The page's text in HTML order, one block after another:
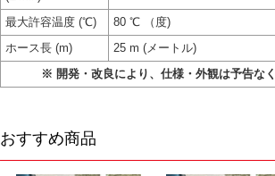
最大許容温度 (℃)
80 ℃ （度)
ホース長 (m)
25 m (メートル)
※ 開発・改良により、仕様・外観は予告な
おすすめ商品